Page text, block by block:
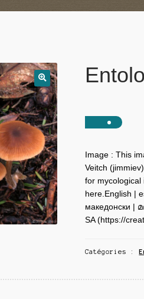
Image : This
Veitch
for mycological
here.English |
македонски |
SA (https://
Catégories :